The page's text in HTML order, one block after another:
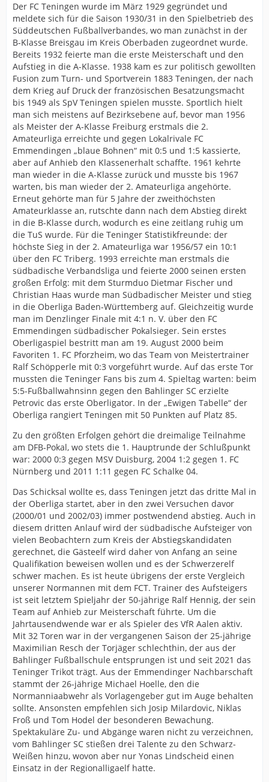
Der FC Teningen wurde im März 1929 gegründet und
meldete sich für die Saison 1930/31 in den Spielbetrieb des
Süddeutschen Fußballverbandes, wo man zunächst in der
B-Klasse Breisgau im Kreis Oberbaden zugeordnet wurde.
Bereits 1932 feierte man die erste Meisterschaft und den
Aufstieg in die A-Klasse. 1938 kam es zur politisch gewollten
Fusion zum Turn- und Sportverein 1883 Teningen, der nach
dem Krieg auf Druck der französischen Besatzungsmacht
bis 1949 als SpV Teningen spielen musste. Sportlich hielt
man sich meistens auf Bezirksebene auf, bevor man 1956
als Meister der A-Klasse Freiburg erstmals die 2.
Amateurliga erreichte und gegen Lokalrivale FC
Emmendingen „blaue Bohnen“ mit 0:5 und 1:5 kassierte,
aber auf Anhieb den Klassenerhalt schaffte. 1961 kehrte
man wieder in die A-Klasse zurück und musste bis 1967
warten, bis man wieder der 2. Amateurliga angehörte.
Erneut gehörte man für 5 Jahre der zweithöchsten
Amateurklasse an, rutschte dann nach dem Abstieg direkt
in die B-Klasse durch, wodurch es eine zeitlang ruhig um
die TuS wurde. Für die Teninger Statistikfreunde: der
höchste Sieg in der 2. Amateurliga war 1956/57 ein 10:1
über den FC Triberg. 1993 erreichte man erstmals die
südbadische Verbandsliga und feierte 2000 seinen ersten
großen Erfolg: mit dem Sturmduo Dietmar Fischer und
Christian Haas wurde man Südbadischer Meister und stieg
in die Oberliga Baden-Württemberg auf. Gleichzeitig wurde
man im Denzlinger Finale mit 4:1 n. V. über den FC
Emmendingen südbadischer Pokalsieger. Sein erstes
Oberligaspiel bestritt man am 19. August 2000 beim
Favoriten 1. FC Pforzheim, wo das Team von Meistertrainer
Ralf Schöpperle mit 0:3 vorgeführt wurde. Auf das erste Tor
mussten die Teninger Fans bis zum 4. Spieltag warten: beim
5:5-Fußballwahnsinn gegen den Bahlinger SC erzielte
Petrovic das erste Oberligator. In der „Ewigen Tabelle“ der
Oberliga rangiert Teningen mit 50 Punkten auf Platz 85.
Zu den größten Erfolgen gehört die dreimalige Teilnahme
am DFB-Pokal, wo stets die 1. Hauptrunde der Schlußpunkt
war: 2000 0:3 gegen MSV Duisburg, 2004 1:2 gegen 1. FC
Nürnberg und 2011 1:11 gegen FC Schalke 04.
Das Schicksal wollte es, dass Teningen jetzt das dritte Mal in
der Oberliga startet, aber in den zwei Versuchen davor
(2000/01 und 2002/03) immer postwendend abstieg. Auch in
diesem dritten Anlauf wird der südbadische Aufsteiger von
vielen Beobachtern zum Kreis der Abstiegskandidaten
gerechnet, die Gästeelf wird daher von Anfang an seine
Qualifikation beweisen wollen und es der Schwerzerelf
schwer machen. Es ist heute übrigens der erste Vergleich
unserer Normannen mit dem FCT. Trainer des Aufsteigers
ist seit letztem Spieljahr der 50-jährige Ralf Hennig, der sein
Team auf Anhieb zur Meisterschaft führte. Um die
Jahrtausendwende war er als Spieler des VfR Aalen aktiv.
Mit 32 Toren war in der vergangenen Saison der 25-jährige
Maximilian Resch der Torjäger schlechthin, der aus der
Bahlinger Fußballschule entsprungen ist und seit 2021 das
Teninger Trikot trägt. Aus der Emmendinger Nachbarschaft
stammt der 26-jährige Michael Hoelle, den die
Normanniaabwehr als Vorlagengeber gut im Auge behalten
sollte. Ansonsten empfehlen sich Josip Milardovic, Niklas
Froß und Tom Hodel der besonderen Bewachung.
Spektakuläre Zu- und Abgänge waren nicht zu verzeichnen,
vom Bahlinger SC stießen drei Talente zu den Schwarz-
Weißen hinzu, wovon aber nur Yonas Lindscheid einen
Einsatz in der Regionalligaelf hatte.